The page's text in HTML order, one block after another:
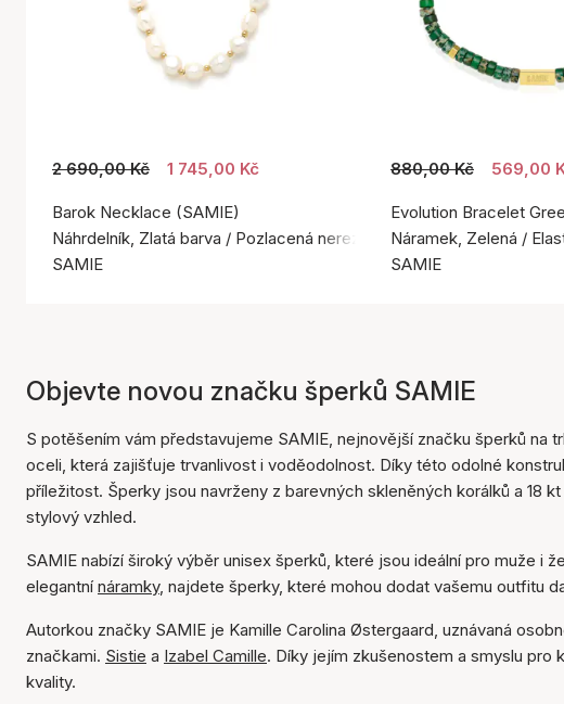
2 690,00 Kč 1 745,00 Kč
Barok Necklace (SAMIE)
Náhrdelník, Zlatá barva / Pozlacená nerezová ocel
SAMIE
880,00 Kč 569,00
Evolution Bracelet
Náramek, Zelená /
SAMIE
Objevte novou značku šperků SAMIE
S potěšením vám představujeme SAMIE, nejnovější značku šperků na
oceli, která zajišťuje trvanlivost i voděodolnost. Díky této odolné
příležitost. Šperky jsou navrženy z barevných skleněných korálků a 18
stylový vzhled.
SAMIE nabízí široký výběr unisex šperků, které jsou ideální pro muže i
elegantní náramky, najdete šperky, které mohou dodat vašemu outfitu
Autorkou značky SAMIE je Kamille Carolina Østergaard, uznávaná
značkami. Sistie a Izabel Camille. Díky jejím zkušenostem a smyslu pro
kvality.